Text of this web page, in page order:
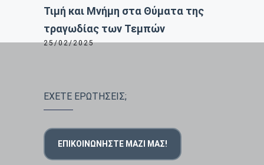
Τιμή και Μνήμη στα Θύματα της
τραγωδίας των Τεμπών
25/02/2025
ΕΧΕΤΕ ΕΡΩΤΗΣΕΙΣ;
ΕΠΙΚΟΙΝΩΝΉΣΤΕ ΜΑΖΊ ΜΑΣ!